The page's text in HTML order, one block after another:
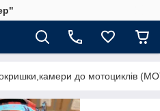
до мотоциклів